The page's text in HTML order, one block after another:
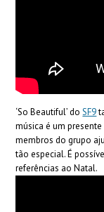
‘So Beautiful’ doSF9
música é um
membros do grupo
tão especial. É
referências ao Natal.